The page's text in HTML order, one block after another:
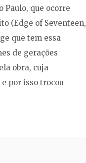
Paulo, que ocorre
(Edge of Seventeen,
que tem essa
de gerações
obra, cuja
por isso trocou